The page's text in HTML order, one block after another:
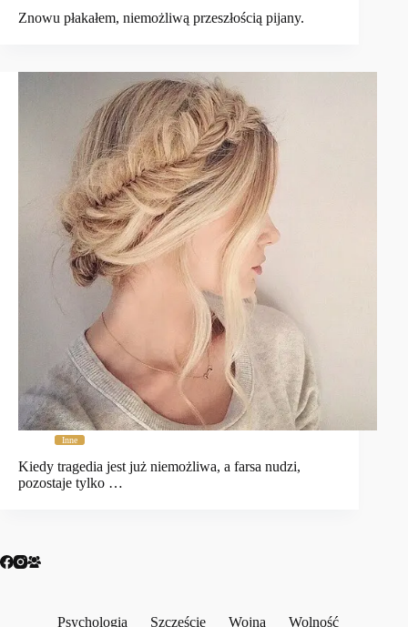
Znowu płakałem, niemożliwą przeszłością pijany.
Inne
Kiedy tragedia jest już niemożliwa, a farsa nudzi,
pozostaje tylko …
Psychologia Szczęście Wojna Wolność